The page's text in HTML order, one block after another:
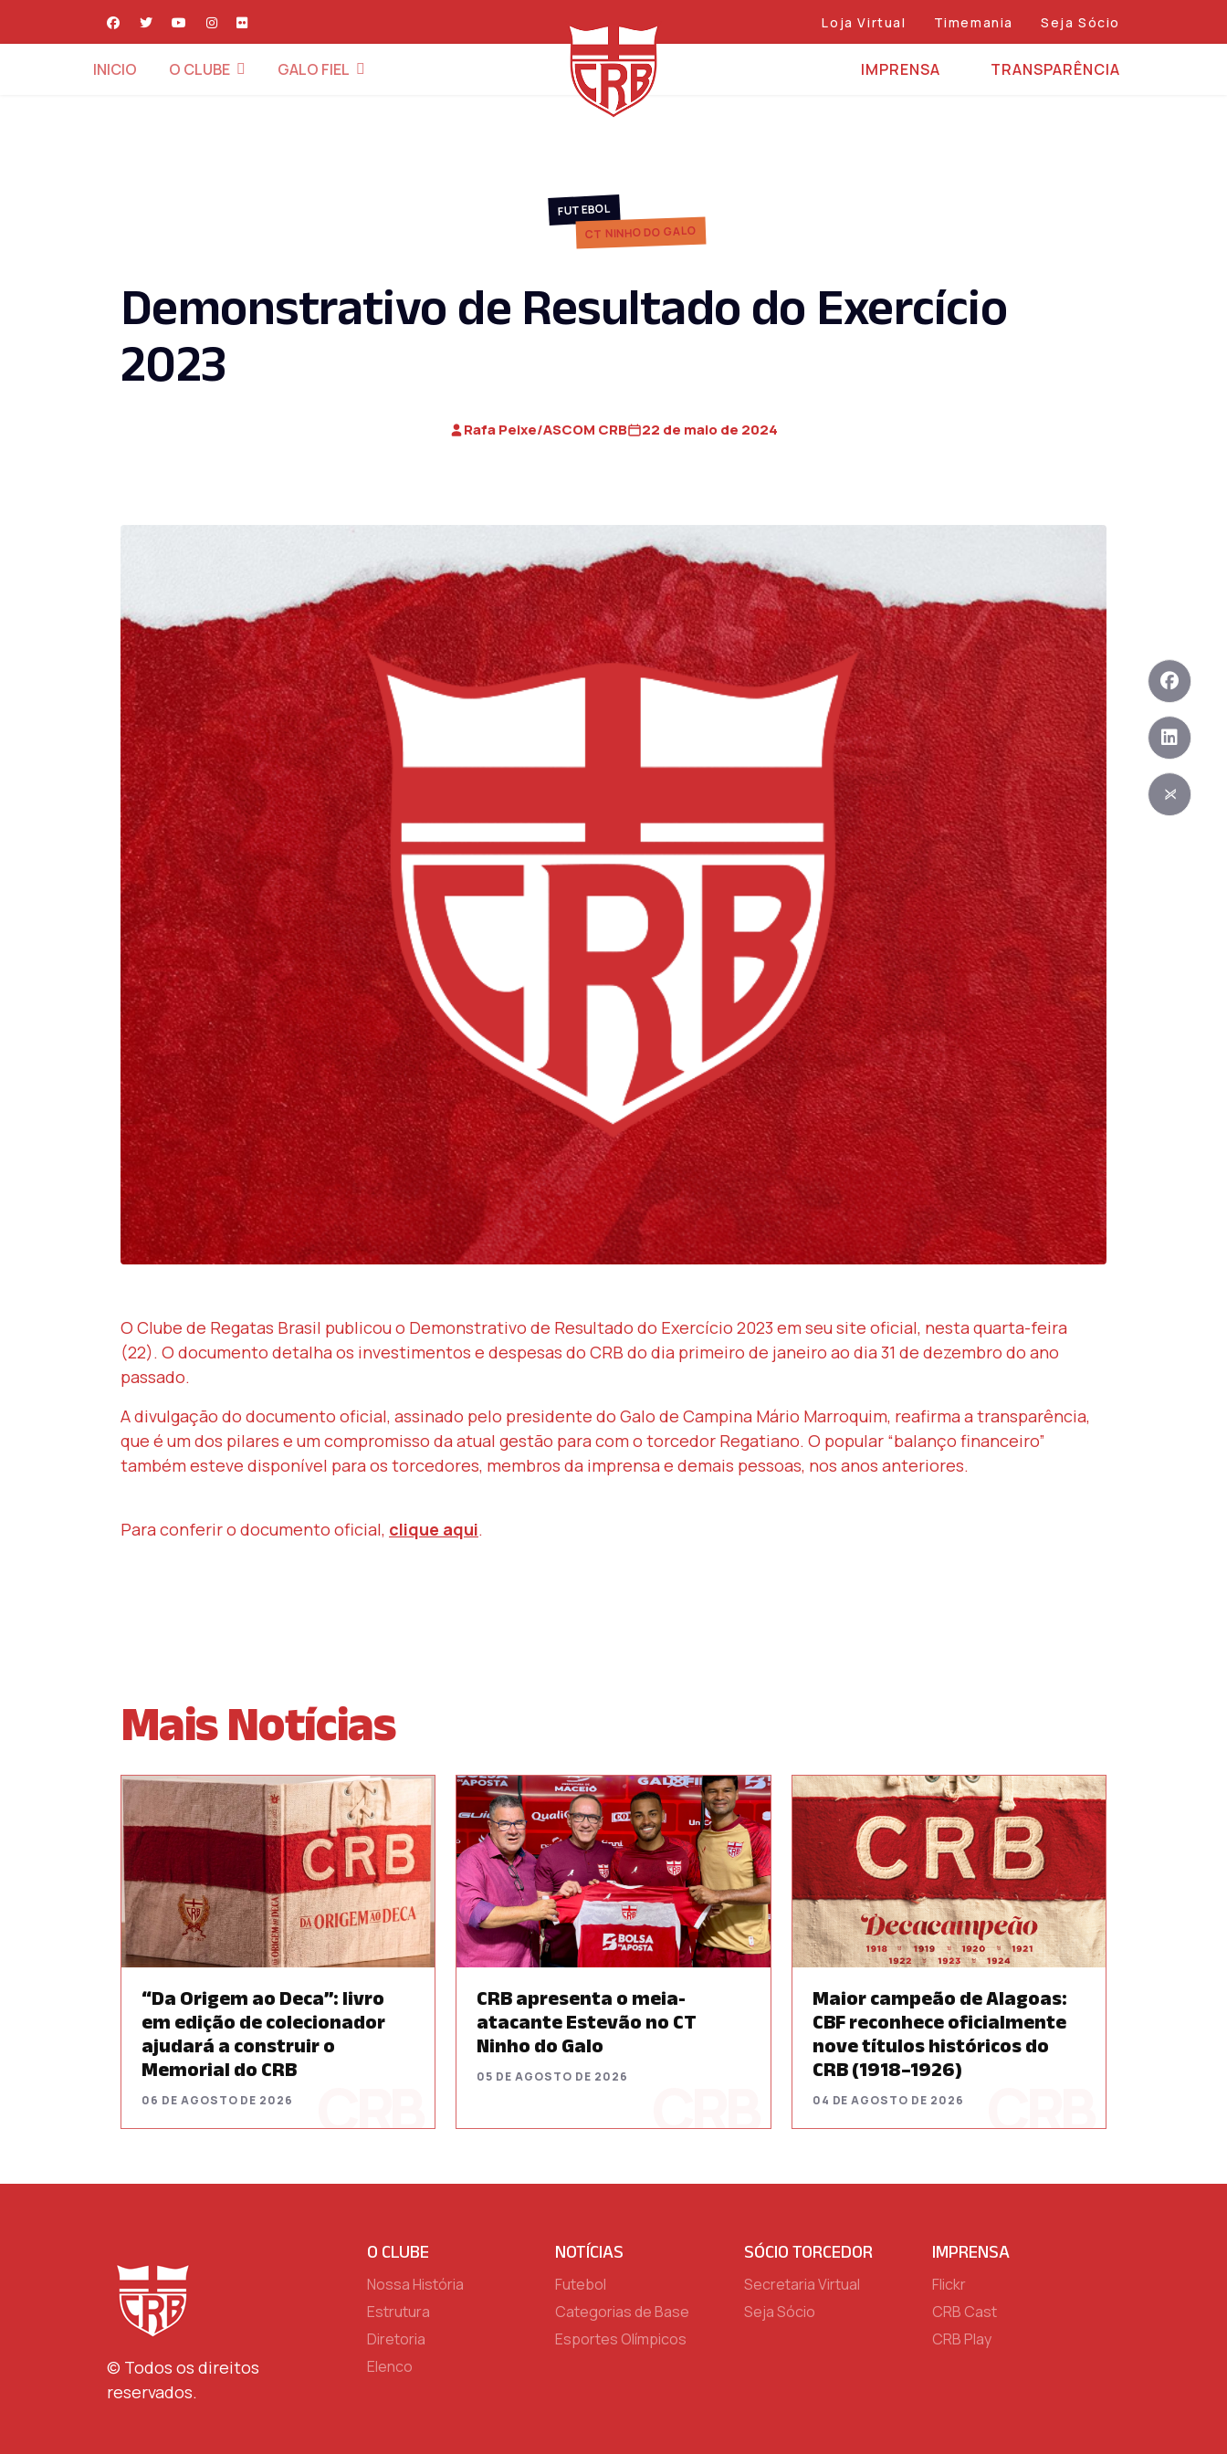
Loja Virtual Timemania Seja Sócio
INICIO O CLUBE GALO FIEL IMPRENSA TRANSPARÊNCIA
FUTEBOL
CT NINHO DO GALO
Demonstrativo de Resultado do Exercício
2023
Rafa Peixe/ASCOM CRB 22 de maio de 2024
O Clube de Regatas Brasil publicou o Demonstrativo de Resultado do Exercício 2023 em seu site oficial, nesta quarta-feira
(22). O documento detalha os investimentos e despesas do CRB do dia primeiro de janeiro ao dia 31 de dezembro do ano
passado.
A divulgação do documento oficial, assinado pelo presidente do Galo de Campina Mário Marroquim, reafirma a transparência,
que é um dos pilares e um compromisso da atual gestão para com o torcedor Regatiano. O popular “balanço financeiro”
também esteve disponível para os torcedores, membros da imprensa e demais pessoas, nos anos anteriores.
Para conferir o documento oficial, clique aqui.
Mais Notícias
“Da Origem ao Deca”: livro
em edição de colecionador
ajudará a construir o
Memorial do CRB
06 DE AGOSTO DE 2026
CRB apresenta o meia-
atacante Estevão no CT
Ninho do Galo
05 DE AGOSTO DE 2026
Maior campeão de Alagoas:
CBF reconhece oficialmente
nove títulos históricos do
CRB (1918–1926)
04 DE AGOSTO DE 2026
© Todos os direitos
reservados.
O CLUBE
Nossa História
Estrutura
Diretoria
Elenco
NOTÍCIAS
Futebol
Categorias de Base
Esportes Olímpicos
SÓCIO TORCEDOR
Secretaria Virtual
Seja Sócio
IMPRENSA
Flickr
CRB Cast
CRB Play